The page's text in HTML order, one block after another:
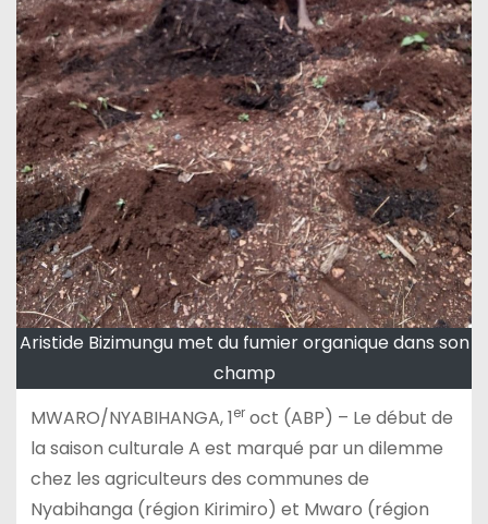
Aristide Bizimungu met du fumier organique dans son
champ
MWARO/NYABIHANGA, 1eroct (ABP) – Le début de
la saison culturale A est marqué par un dilemme
chez les agriculteurs des communes de
Nyabihanga (région Kirimiro) et Mwaro (région